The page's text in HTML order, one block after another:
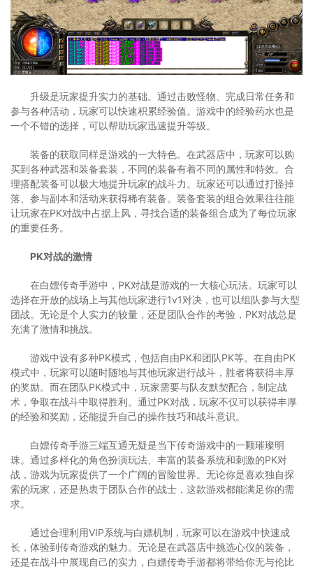
升级是玩家提升实力的基础。通过击败怪物、完成日常任务和
参与各种活动，玩家可以快速积累经验值。游戏中的经验药水也是
一个不错的选择，可以帮助玩家迅速提升等级。
装备的获取同样是游戏的一大特色。在武器店中，玩家可以购
买到各种武器和装备套装，不同的装备有着不同的属性和特效。合
理搭配装备可以极大地提升玩家的战斗力。玩家还可以通过打怪掉
落、参与副本和活动来获得稀有装备。装备套装的组合效果往往能
让玩家在PK对战中占据上风，寻找合适的装备组合成为了每位玩家
的重要任务。
PK对战的激情
在白嫖传奇手游中，PK对战是游戏的一大核心玩法。玩家可以
选择在开放的战场上与其他玩家进行1v1对决，也可以组队参与大型
团战。无论是个人实力的较量，还是团队合作的考验，PK对战总是
充满了激情和挑战。
游戏中设有多种PK模式，包括自由PK和团队PK等。在自由PK
模式中，玩家可以随时随地与其他玩家进行战斗，胜者将获得丰厚
的奖励。而在团队PK模式中，玩家需要与队友默契配合，制定战
术，争取在战斗中取得胜利。通过PK对战，玩家不仅可以获得丰厚
的经验和奖励，还能提升自己的操作技巧和战斗意识。
白嫖传奇手游三端互通无疑是当下传奇游戏中的一颗璀璨明
珠。通过多样化的角色扮演玩法、丰富的装备系统和刺激的PK对
战，游戏为玩家提供了一个广阔的冒险世界。无论你是喜欢独自探
索的玩家，还是热衷于团队合作的战士，这款游戏都能满足你的需
求。
通过合理利用VIP系统与白嫖机制，玩家可以在游戏中快速成
长，体验到传奇游戏的魅力。无论是在武器店中挑选心仪的装备，
还是在战斗中展现自己的实力，白嫖传奇手游都将带给你无与伦比